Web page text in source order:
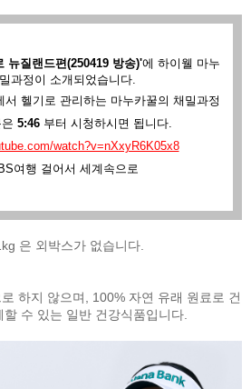
뉴질랜드편(250419 방송)'에 하이웰 마누
과정이 소개되었습니다.
서 헬기로 관리하는 마누카꿀의 채밀과정
5:46 부터 시청하시면 됩니다.
watch?v=nXxyR6K05x8
여행 걸어서 세계속으로
은 외박스가 없습니다.
하지 않으며, 100% 자연 유래 원료로 건
할 수 있는 일반 건강식품입니다.